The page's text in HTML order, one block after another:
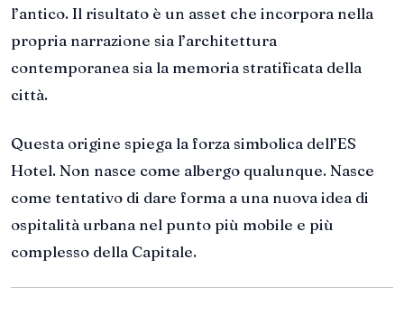
l’antico. Il risultato è un asset che incorpora nella
propria narrazione sia l’architettura
contemporanea sia la memoria stratificata della
città.
Questa origine spiega la forza simbolica dell’ES
Hotel. Non nasce come albergo qualunque. Nasce
come tentativo di dare forma a una nuova idea di
ospitalità urbana nel punto più mobile e più
complesso della Capitale.